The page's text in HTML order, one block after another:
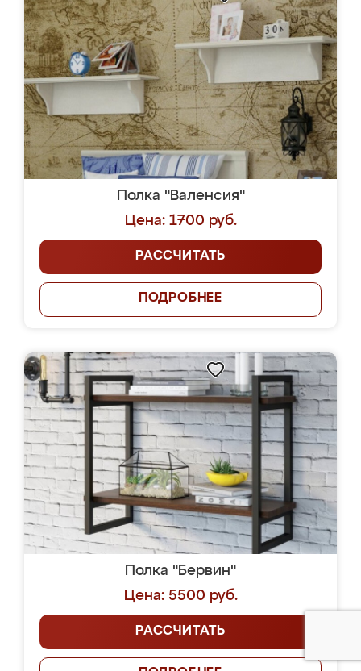
Полка "Валенсия"
Цена: 1700 руб.
РАССЧИТАТЬ
ПОДРОБНЕЕ
Полка "Бервин"
Цена: 5500 руб.
РАССЧИТАТЬ